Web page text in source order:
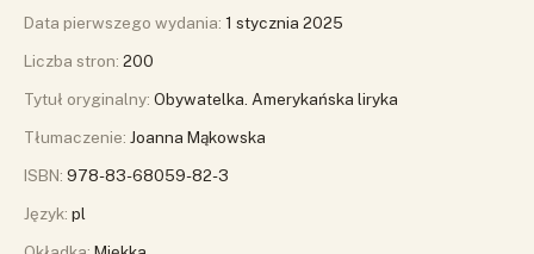
Data pierwszego wydania: 1 stycznia 2025
Liczba stron: 200
Tytuł oryginalny: Obywatelka. Amerykańska liryka
Tłumaczenie: Joanna Mąkowska
ISBN: 978-83-68059-82-3
Język: pl